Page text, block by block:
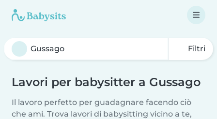
Filtri
Lavori per babysitter a Gussago
Il lavoro perfetto per guadagnare facendo ciò
che ami. Trova lavori di babysitting vicino a te,